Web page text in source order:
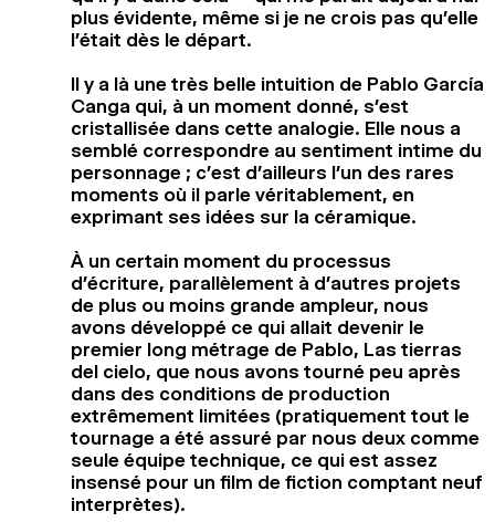
plus évidente, même si je ne crois pas qu’elle
l’était dès le départ.
Il y a là une très belle intuition de Pablo García
Canga qui, à un moment donné, s’est
cristallisée dans cette analogie. Elle nous a
semblé correspondre au sentiment intime du
personnage ; c’est d’ailleurs l’un des rares
moments où il parle véritablement, en
exprimant ses idées sur la céramique.
À un certain moment du processus
d’écriture, parallèlement à d’autres projets
de plus ou moins grande ampleur, nous
avons développé ce qui allait devenir le
premier long métrage de Pablo, Las tierras
del cielo, que nous avons tourné peu après
dans des conditions de production
extrêmement limitées (pratiquement tout le
tournage a été assuré par nous deux comme
seule équipe technique, ce qui est assez
insensé pour un film de fiction comptant neuf
interprètes).